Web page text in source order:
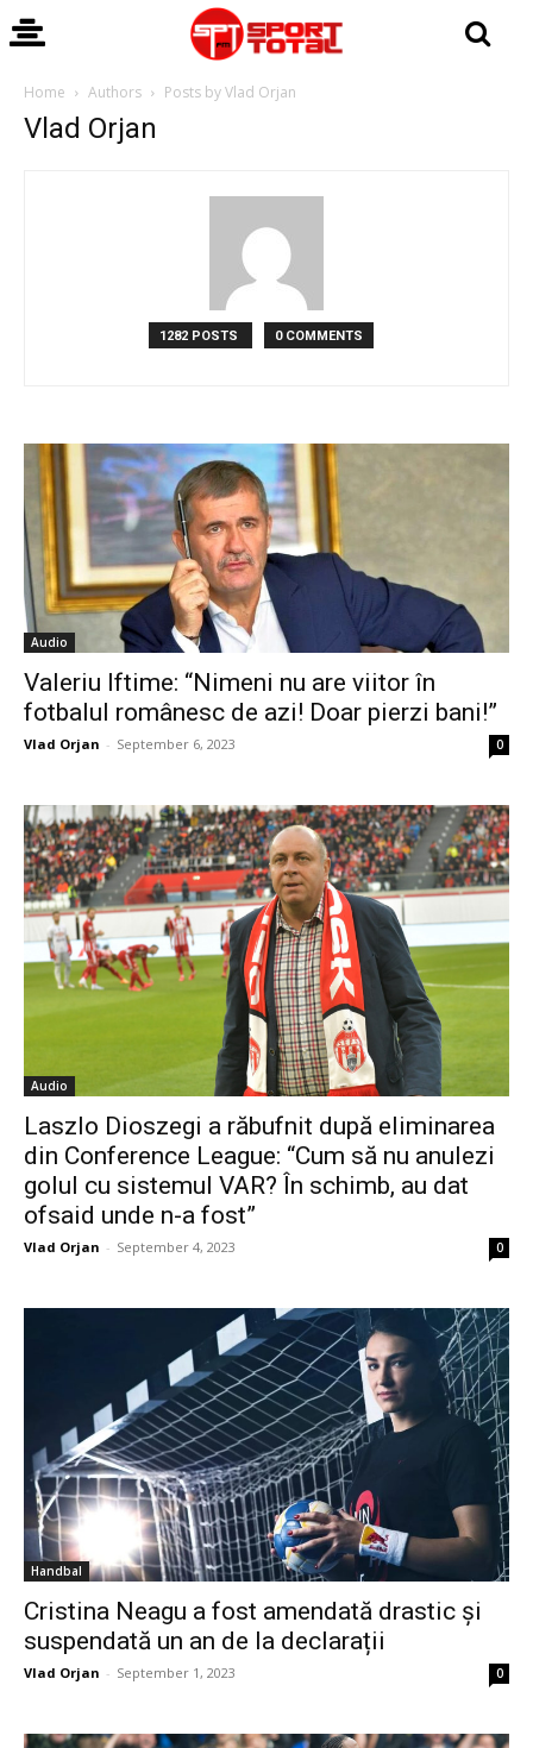
Home Authors Posts by Vlad Orjan
Vlad Orjan
1282 POSTS 0 COMMENTS
Audio
Valeriu Iftime: “Nimeni nu are viitor în
fotbalul românesc de azi! Doar pierzi bani!”
Vlad Orjan - September 6, 2023 0
Audio
Laszlo Dioszegi a răbufnit după eliminarea
din Conference League: “Cum să nu anulezi
golul cu sistemul VAR? În schimb, au dat
ofsaid unde n-a fost”
Vlad Orjan - September 4, 2023 0
Handbal
Cristina Neagu a fost amendată drastic și
suspendată un an de la declarații
Vlad Orjan - September 1, 2023 0